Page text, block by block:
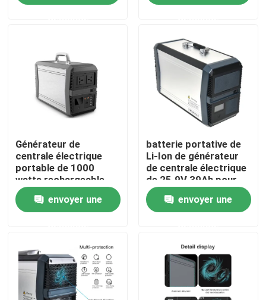
Visite d'usine
Contrôle de la qualité
Contact
nouvelles
générateur portatif de centrale
Générateur de panneau solaire
Générateur de
centrale électrique
portable de 1000
watts rechargeable
273000mAh
envoyer une
batterie portative de
Li-Ion de générateur
de centrale électrique
de 25.9V 39Ah pour
dehors
envoyer une